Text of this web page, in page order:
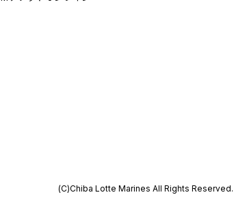
(C)Chiba Lotte Marines All Rights Reserved.